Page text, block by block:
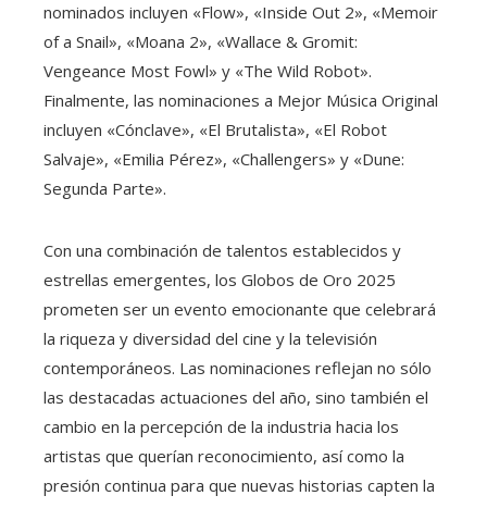
nominados incluyen «Flow», «Inside Out 2», «Memoir
of a Snail», «Moana 2», «Wallace & Gromit:
Vengeance Most Fowl» y «The Wild Robot».
Finalmente, las nominaciones a Mejor Música Original
incluyen «Cónclave», «El Brutalista», «El Robot
Salvaje», «Emilia Pérez», «Challengers» y «Dune:
Segunda Parte».
Con una combinación de talentos establecidos y
estrellas emergentes, los Globos de Oro 2025
prometen ser un evento emocionante que celebrará
la riqueza y diversidad del cine y la televisión
contemporáneos. Las nominaciones reflejan no sólo
las destacadas actuaciones del año, sino también el
cambio en la percepción de la industria hacia los
artistas que querían reconocimiento, así como la
presión continua para que nuevas historias capten la